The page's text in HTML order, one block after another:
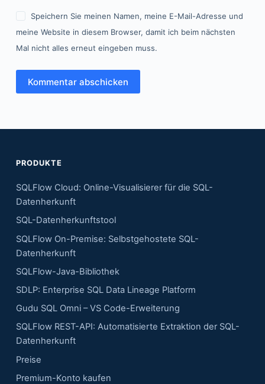
Speichern Sie meinen Namen, meine E-Mail-Adresse und
meine Website in diesem Browser, damit ich beim nächsten
Mal nicht alles erneut eingeben muss.
Kommentar abschicken
PRODUKTE
SQLFlow Cloud: Online-Visualisierer für die SQL-
Datenherkunft
SQL-Datenherkunftstool
SQLFlow On-Premise: Selbstgehostete SQL-
Datenherkunft
SQLFlow-Java-Bibliothek
SDLP: Enterprise SQL Data Lineage Platform
Gudu SQL Omni – VS Code-Erweiterung
SQLFlow REST-API: Automatisierte Extraktion der SQL-
Datenherkunft
Preise
Premium-Konto kaufen